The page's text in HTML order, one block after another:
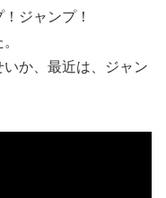
ジャンプ！
か、最近は、ジャン